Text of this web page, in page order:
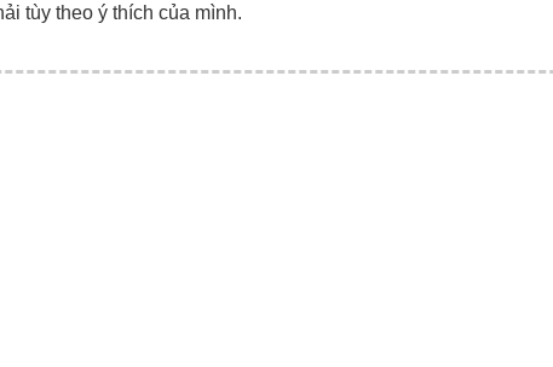
tùy theo ý thích của mình.